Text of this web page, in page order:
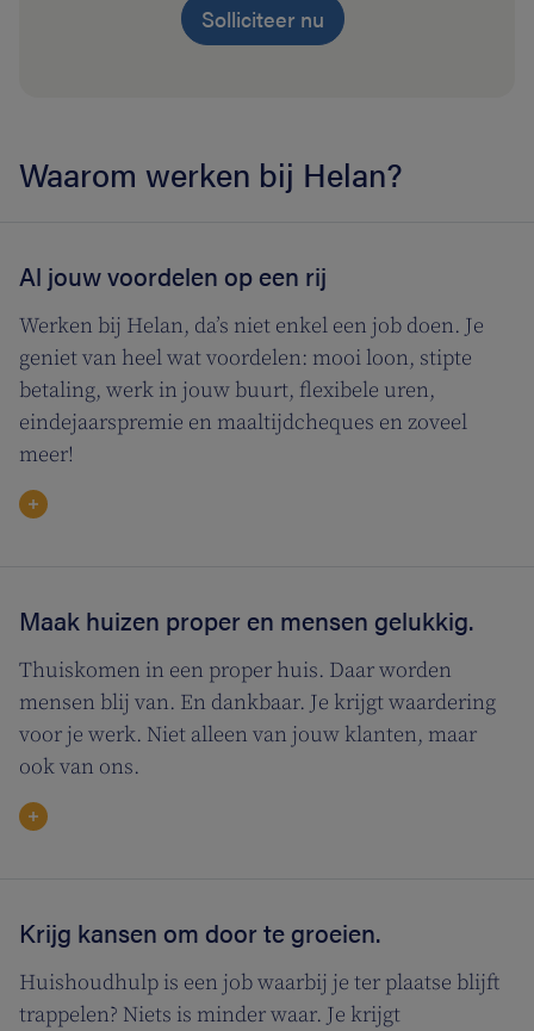
Solliciteer nu
Waarom werken bij Helan?
Al jouw voordelen op een rij
Werken bij Helan, da’s niet enkel een job doen. Je
geniet van heel wat voordelen: mooi loon, stipte
betaling, werk in jouw buurt, flexibele uren,
eindejaarspremie en maaltijdcheques en zoveel
meer!
Maak huizen proper en mensen gelukkig.
Thuiskomen in een proper huis. Daar worden
mensen blij van. En dankbaar. Je krijgt waardering
voor je werk. Niet alleen van jouw klanten, maar
ook van ons.
Krijg kansen om door te groeien.
Huishoudhulp is een job waarbij je ter plaatse blijft
trappelen? Niets is minder waar. Je krijgt